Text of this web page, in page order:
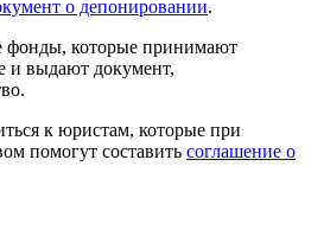
о депонировании.
фонды, которые принимают
и выдают документ,
к юристам, которые при
помогут составить соглашение о